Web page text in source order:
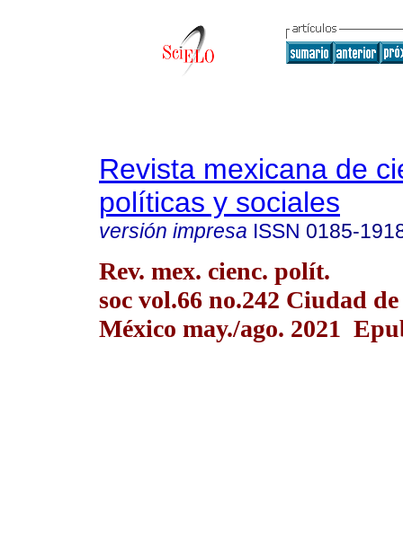
Revista mexicana de
políticas y sociales
versión impresa ISSN 0185-
Rev. mex. cienc. polít.
soc vol.66 no.242 Ciudad de
México may./ago. 2021